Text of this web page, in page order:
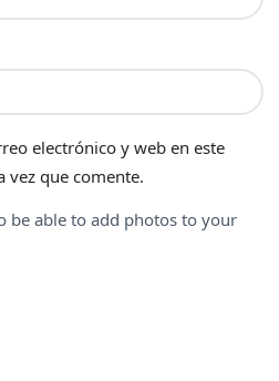
electrónico y web en este
vez que comente.
be able to add photos to your